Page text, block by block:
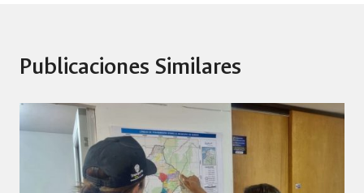
Publicaciones Similares